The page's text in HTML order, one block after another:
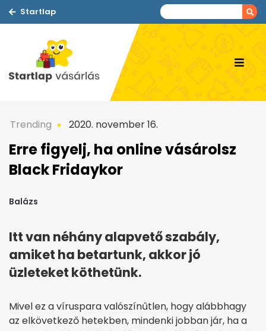
Startlap
Trending 2020. november 16.
Erre figyelj, ha online vásárolsz
Black Fridaykor
Balázs
Itt van néhány alapvető szabály,
amiket ha betartunk, akkor jó
üzleteket köthetünk.
Mivel ez a víruspara valószínűtlen, hogy alábbhagy
az elkövetkező hetekben, mindenki jobban jár, ha a